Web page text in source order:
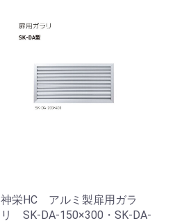
神栄HC アルミ製扉用ガラ
リ SK-DA-150×300・SK-DA-